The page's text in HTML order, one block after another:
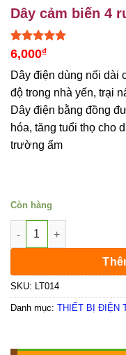
Dây cảm biến 4
5.00trên 5
dựa trên
1
đánh giá
6,000₫
Dây điện dùng nối dài
độ trong nhà yến, trại
Dây điện bằng đồng
hóa, tăng tuổi thọ cho
trường ẩm
Còn hàng
Dây cảm biến 4 ruột số
SKU: LT014
Danh mục: THIẾT BỊ ĐIỆN